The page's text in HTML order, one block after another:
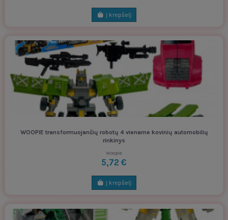
Į krepšelį
WOOPIE transformuojančių robotų 4 viename kovinių automobilių
rinkinys
Woopie
5,72 €
Į krepšelį